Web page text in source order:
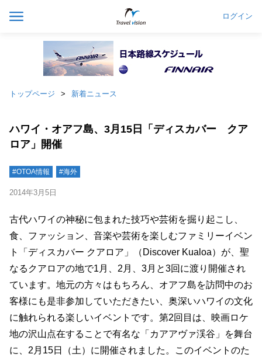
ログイン
トップページ 新着ニュース
ハワイ・オアフ島、3月15日「ディスカバー クア
ロア」開催
#OTOA情報 #海外
2014年3月5日
古代ハワイの神秘に包まれた技巧や芸術を掘り起こし、
食、ファッション、音楽や芸術を楽しむファミリーイベン
ト「ディスカバー クアロア」（Discover Kualoa）が、聖
なるクアロアの地で1月、2月、3月と3回に渡り開催され
ています。地元の方々はもちろん、オアフ島を訪問中のお
客様にも是非参加していただきたい、奥深いハワイの文化
に触れられる楽しいイベントです。第2回目は、映画ロケ
地の沢山点在することで有名な「カアアヴァ渓谷」を舞台
に、2月15日（土）に開催されました。このイベントのた